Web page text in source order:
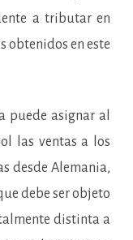
a tributar en
obtenidos en este
puede asignar al
las ventas a los
desde Alemania,
debe ser objeto
distinta a